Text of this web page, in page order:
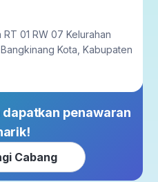
01 RW 07 Kelurahan
Kota, Kabupaten
penawaran
Cabang